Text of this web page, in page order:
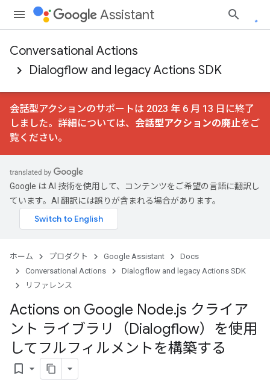
Assistant
Conversational Actions
Dialogflow and legacy Actions SDK
会話型アクションのサポートは 2023 年 6 月 13 日に終了
しました。詳細については、 会話型アクションの廃止をご
覧ください。
Google は AI 技術を使用して、コンテンツをご希望の言語に翻訳し
ています。AI 翻訳には誤りが含まれる場合があります。
ホーム プロダクト Google Assistant
Docs
Conversational Actions
Dialogflow and legacy Actions SDK
リファレンス
Actions on Google Node.js クライア
ント ライブラリ（Dialogflow）を使用
してフルフィルメントを構築する
bookmark_border